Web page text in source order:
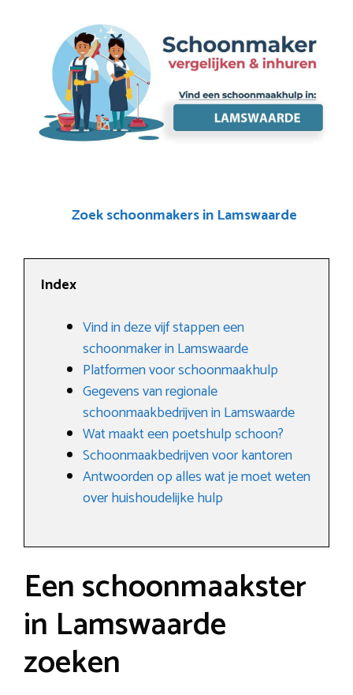
Zoek schoonmakers in Lamswaarde
Index
Vind in deze vijf stappen een
schoonmaker in Lamswaarde
Platformen voor schoonmaakhulp
Gegevens van regionale
schoonmaakbedrijven in Lamswaarde
Wat maakt een poetshulp schoon?
Schoonmaakbedrijven voor kantoren
Antwoorden op alles wat je moet weten
over huishoudelijke hulp
Een schoonmaakster
in Lamswaarde
zoeken